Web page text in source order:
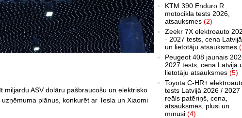
miljardu ASV dolāru pašbraucošu un elektrisko
plānus, konkurēt ar Tesla un Xiaomi
KTM 390 Enduro R
motocikla tests 2026,
atsauksmes (2)
Zeekr 7X elektroauto
- 2027 tests, cena Latvijā
un lietotāju atsauksmes
Peugeot 408 jaunais
2027 tests, cena Latvijā
lietotāju atsauksmes (5)
Toyota C-HR+
tests Latvijā 2026 / 2027
reāls patēriņš, cena,
atsauksmes, plusi un
mīnusi (4)